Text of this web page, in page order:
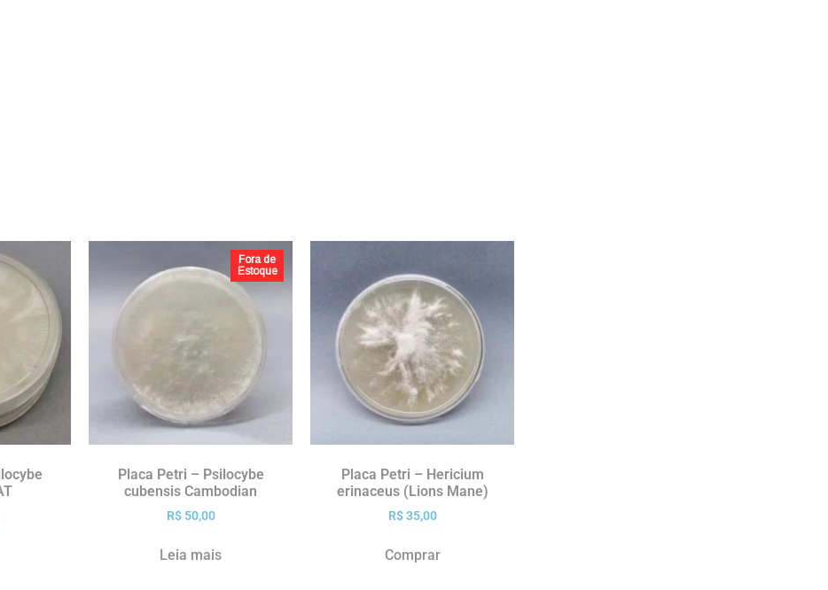
Fora de
Estoque
Placa Petri – Psilocybe
cubensis Cambodian
R$50,00
Leia mais
Placa Petri – Hericium
erinaceus (Lions Mane)
R$35,00
Comprar